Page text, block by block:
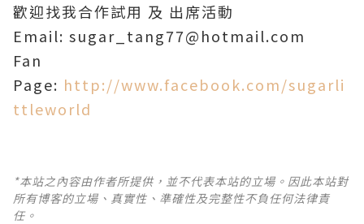
歡迎找我合作試用 及 出席活動
Email: sugar_tang77@hotmail.com
Fan
Page: http://www.facebook.com/sugarli
ttleworld
*本站之內容由作者所提供，並不代表本站的立場。因此本站對
所有博客的立場、真實性、準確性及完整性不負任何法律責
任。